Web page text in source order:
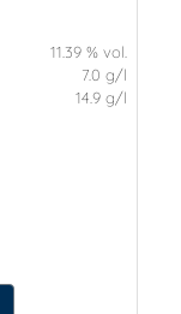
11.39 % vol.
7.0 g/l
14.9 g/l